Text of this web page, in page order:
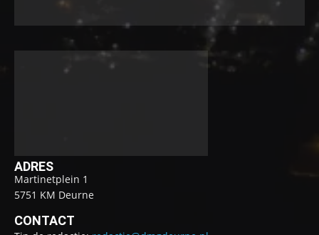
ADRES
Martinetplein 1
5751 KM Deurne
CONTACT